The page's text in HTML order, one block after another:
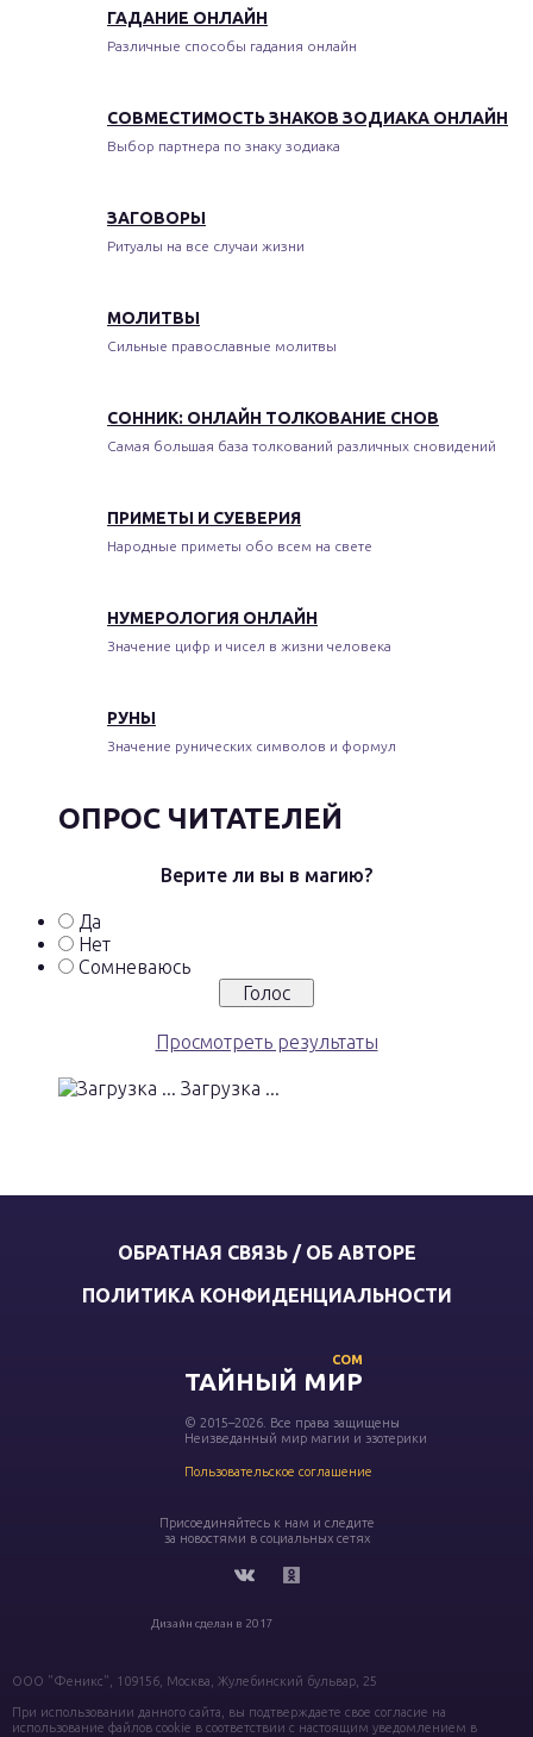
ГАДАНИЕ ОНЛАЙН
Различные способы гадания онлайн
СОВМЕСТИМОСТЬ ЗНАКОВ ЗОДИАКА ОНЛАЙН
Выбор партнера по знаку зодиака
ЗАГОВОРЫ
Ритуалы на все случаи жизни
МОЛИТВЫ
Сильные православные молитвы
СОННИК: ОНЛАЙН ТОЛКОВАНИЕ СНОВ
Самая большая база толкований различных сновидений
ПРИМЕТЫ И СУЕВЕРИЯ
Народные приметы обо всем на свете
НУМЕРОЛОГИЯ ОНЛАЙН
Значение цифр и чисел в жизни человека
РУНЫ
Значение рунических символов и формул
ОПРОС ЧИТАТЕЛЕЙ
Верите ли вы в магию?
Да
Нет
Сомневаюсь
Просмотреть результаты
Загрузка ...
ОБРАТНАЯ СВЯЗЬ / ОБ АВТОРЕ
ПОЛИТИКА КОНФИДЕНЦИАЛЬНОСТИ
ТАЙНЫЙ МИР
COM
© 2015–2026. Все права защищены
Неизведанный мир магии и эзотерики
Пользовательское соглашение
Присоединяйтесь к нам и следите
за новостями в социальных сетях
Дизайн сделан в 2017
ООО "Феникс", 109156, Москва, Жулебинский бульвар, 25
При использовании данного сайта, вы подтверждаете свое согласие на
использование файлов cookie в соответствии с настоящим уведомлением в